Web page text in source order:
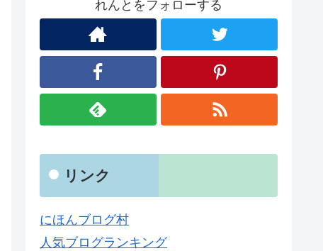
れんとをフォローする
リンク
にほんブログ村
人気ブログランキング